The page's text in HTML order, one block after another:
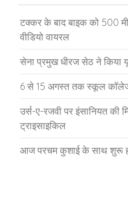
टक्कर के बाद बाइक को 500
वीडियो वायरल
सेना प्रमुख धीरज सेठ ने किया
6 से 15 अगस्त तक स्कूल कॉलेज
उर्स-ए-रजवी पर इंसानियत की
ट्राइसाइकिल
आज परचम कुशाई के साथ शुरू